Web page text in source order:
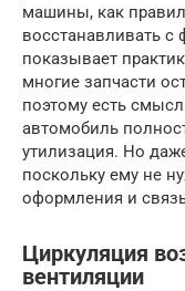
машины, как
восстанавливать с
показывает
многие запчасти
поэтому есть
автомобиль
утилизация. Но
поскольку ему не
оформления и
Циркуляция
вентиляции